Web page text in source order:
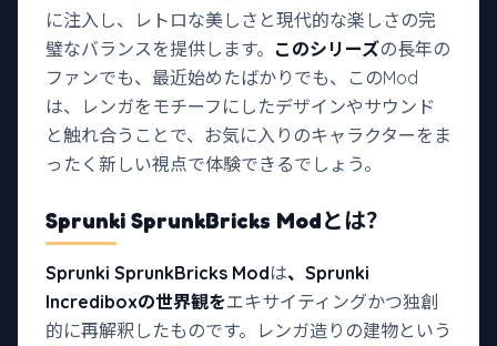
に注入し、レトロな美しさと現代的な楽しさの完
璧なバランスを提供します。 このシリーズの長年の
ファンでも、最近始めたばかりでも、このMod
は、レンガをモチーフにしたデザインやサウンド
と触れ合うことで、お気に入りのキャラクターをま
ったく新しい視点で体験できるでしょう。
Sprunki SprunkBricks Modとは？
Sprunki SprunkBricks Modは、Sprunki
Incrediboxの世界観をエキサイティングかつ独創
的に再解釈したものです。レンガ造りの建物という